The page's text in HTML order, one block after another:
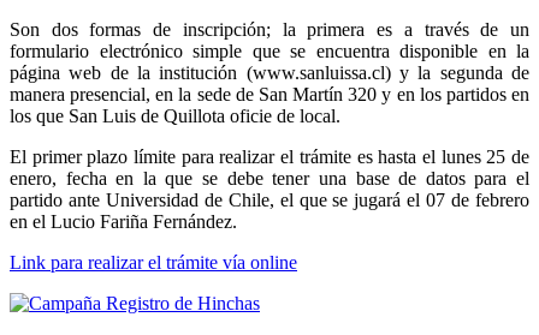
Son dos formas de inscripción; la primera es a través de un
formulario electrónico simple que se encuentra disponible en la
página web de la institución (www.sanluissa.cl) y la segunda de
manera presencial, en la sede de San Martín 320 y en los partidos en
los que San Luis de Quillota oficie de local.
El primer plazo límite para realizar el trámite es hasta el lunes 25 de
enero, fecha en la que se debe tener una base de datos para el
partido ante Universidad de Chile, el que se jugará el 07 de febrero
en el Lucio Fariña Fernández.
Link para realizar el trámite vía online